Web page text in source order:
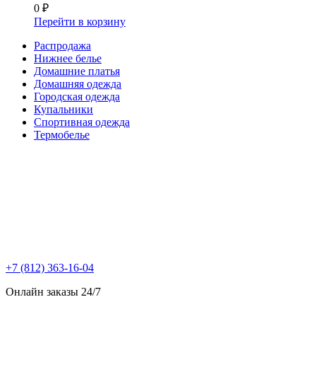
0 ₽
Перейти в корзину
Распродажа
Нижнее белье
Домашние платья
Домашняя одежда
Городская одежда
Купальники
Спортивная одежда
Термобелье
+7 (812) 363-16-04
Онлайн заказы 24/7